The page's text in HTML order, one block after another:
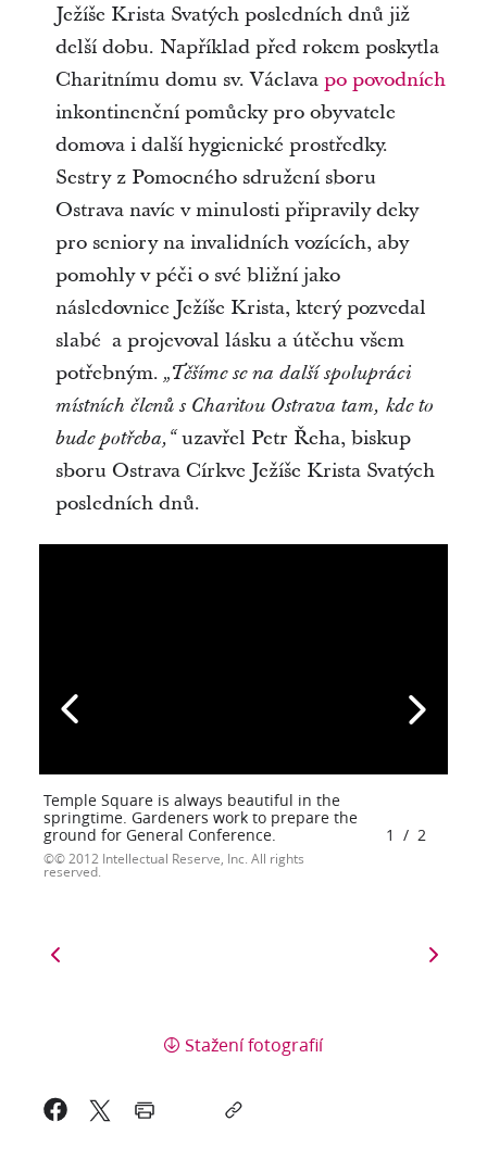
Ježíše Krista Svatých posledních dnů již
delší dobu. Například před rokem poskytla
Charitnímu domu sv. Václava po povodních
inkontinenční pomůcky pro obyvatele
domova i další hygienické prostředky.
Sestry z Pomocného sdružení sboru
Ostrava navíc v minulosti připravily deky
pro seniory na invalidních vozících, aby
pomohly v péči o své bližní jako
následovnice Ježíše Krista, který pozvedal
slabé a projevoval lásku a útěchu všem
potřebným. „Těšíme se na další spolupráci
místních členů s Charitou Ostrava tam, kde to
bude potřeba,“uzavřel Petr Řeha, biskup
sboru Ostrava Církve Ježíše Krista Svatých
posledních dnů.
Temple Square is always beautiful in the
springtime. Gardeners work to prepare the
ground for General Conference.
© 2012 Intellectual Reserve, Inc. All rights
reserved.
1 / 2
Stažení fotografií